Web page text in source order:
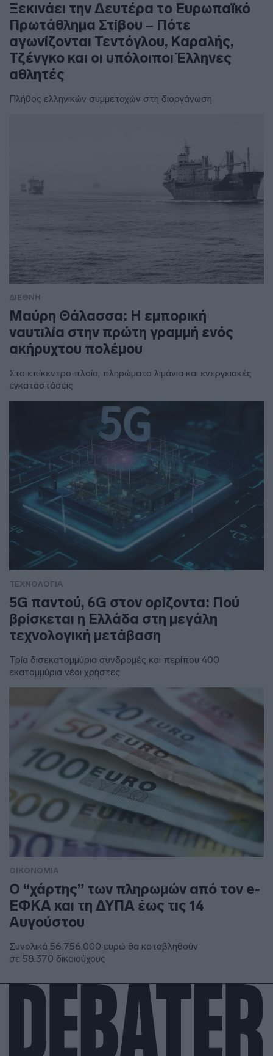
Ξεκινάει την Δευτέρα το Ευρωπαϊκό
Πρωτάθλημα Στίβου – Πότε
αγωνίζονται Τεντόγλου, Καραλής,
Τζένγκο και οι υπόλοιποι Έλληνες
αθλητές
Πλήθος ελληνικών συμμετοχών στη διοργάνωση
ΔΙΕΘΝΗ
Μαύρη Θάλασσα: Η εμπορική
ναυτιλία στην πρώτη γραμμή ενός
ακήρυχτου πολέμου
Στο επίκεντρο πλοία, πληρώματα λιμάνια και ενεργειακές
εγκαταστάσεις
ΤΕΧΝΟΛΟΓΙΑ
5G παντού, 6G στον ορίζοντα: Πού
βρίσκεται η Ελλάδα στη μεγάλη
τεχνολογική μετάβαση
Τρία δισεκατομμύρια συνδρομές και περίπου 400
εκατομμύρια νέοι χρήστες
ΟΙΚΟΝΟΜΙΑ
Ο “χάρτης” των πληρωμών από τον e-
ΕΦΚΑ και τη ΔΥΠΑ έως τις 14
Αυγούστου
Συνολικά 56.756.000 ευρώ θα καταβληθούν
σε 58.370 δικαιούχους